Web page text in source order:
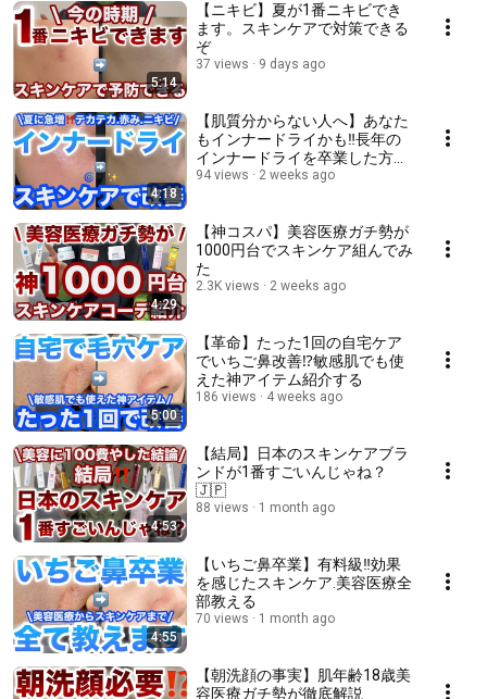
5:14
【ニキビ】夏が1番ニキビでき
ます。スキンケアで対策できる
ぞ
37 views 9 days ago
4:18
【肌質分からない人へ】あなた
もインナードライかも‼️長年の
インナードライを卒業した方法
を伝授‼️
94 views 2 weeks ago
4:29
【神コスパ】美容医療ガチ勢が
1000円台でスキンケア組んでみ
た
2.3K views 2 weeks ago
5:00
【革命】たった1回の自宅ケア
でいちご鼻改善⁉️敏感肌でも使
えた神アイテム紹介する
186 views 4 weeks ago
4:53
【結局】日本のスキンケアブラ
ンドが1番すごいんじゃね？
🇯🇵
88 views 1 month ago
4:55
【いちご鼻卒業】有料級‼️効果
を感じたスキンケア.美容医療全
部教える
70 views 1 month ago
【朝洗顔の事実】肌年齢18歳美
容医療ガチ勢が徹底解説